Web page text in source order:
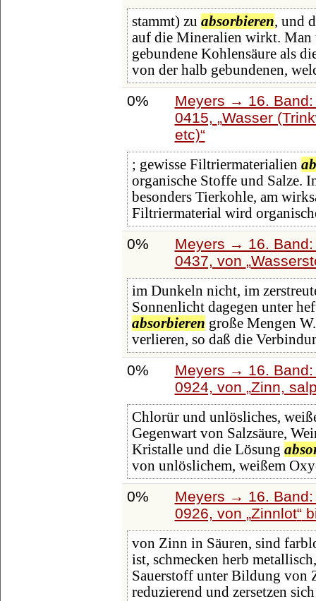
stammt) zu absorbieren, und
auf die Mineralien wirkt. Man
gebundene Kohlensäure als
von der halb gebundenen,
0%
Meyers → 16.
0415,
Wasser
etc)
; gewisse Filtriermaterialien
organische Stoffe und Salze.
besonders Tierkohle, am
Filtriermaterial wird
0%
Meyers → 16.
0437, von
im Dunkeln nicht, im
Sonnenlicht dagegen unter
absorbieren große Mengen
verlieren, so daß die
0%
Meyers → 16.
0924, von Zinn,
Chlorür und unlösliches,
Gegenwart von Salzsäure,
Kristalle und die Lösung
von unlöslichem, weißem
0%
Meyers → 16.
0926, von Zinnlot
von Zinn in Säuren, sind
ist, schmecken herb
Sauerstoff unter Bildung von
reduzierend und zersetzen